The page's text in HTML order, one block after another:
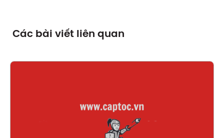
Các bài viết liên quan